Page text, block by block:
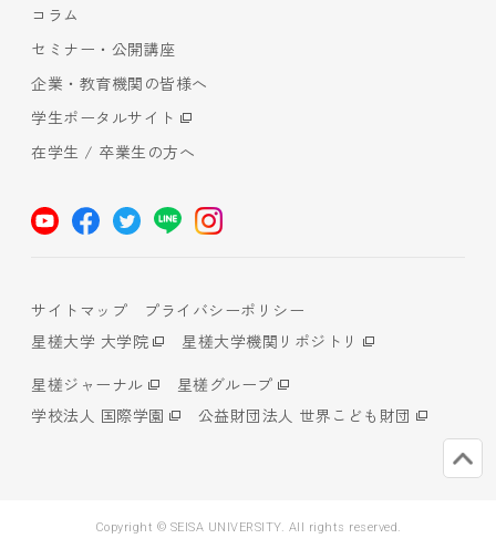
コラム
セミナー・公開講座
企業・教育機関の皆様へ
学生ポータルサイト
在学生 / 卒業生の方へ
サイトマップ
プライバシーポリシー
星槎大学 大学院
星槎大学機関リポジトリ
星槎ジャーナル
星槎グループ
学校法人 国際学園
公益財団法人 世界こども財団
Copyright © SEISA UNIVERSITY. All rights reserved.